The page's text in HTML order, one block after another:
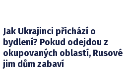
Jak Ukrajinci přichází o
bydlení? Pokud odejdou z
okupovaných oblastí, Rusové
jim dům zabaví